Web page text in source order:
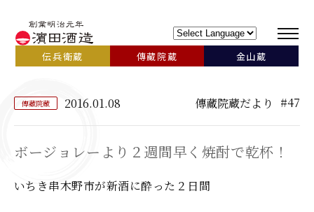
伝兵衛蔵 傳藏院蔵 金山蔵
傳藏院蔵 2016.01.08 傳藏院蔵だより #47
ボージョレーより２週間早く焼酎で乾杯！
いちき串木野市が新酒に酔った２日間